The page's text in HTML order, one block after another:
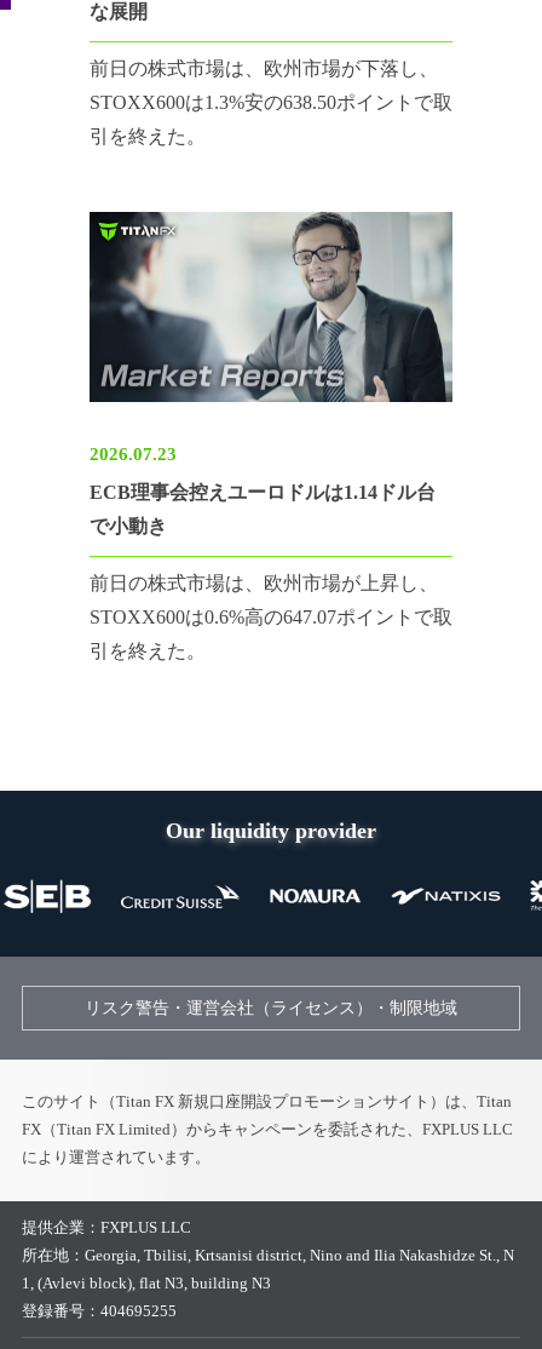
な展開
前日の株式市場は、欧州市場が下落し、
STOXX600は1.3%安の638.50ポイントで取
引を終えた。
2026.07.23
ECB理事会控えユーロドルは1.14ドル台
で小動き
前日の株式市場は、欧州市場が上昇し、
STOXX600は0.6%高の647.07ポイントで取
引を終えた。
Our liquidity provider
リスク警告・運営会社（ライセンス）・制限地域
このサイト（Titan FX 新規口座開設プロモーションサイト）は、Titan
FX（Titan FX Limited）からキャンペーンを委託された、FXPLUS LLC
により運営されています。
提供企業： FXPLUS LLC
所在地： Georgia, Tbilisi, Krtsanisi district, Nino and Ilia Nakashidze St., N
1, (Avlevi block), flat N3, building N3
登録番号： 404695255